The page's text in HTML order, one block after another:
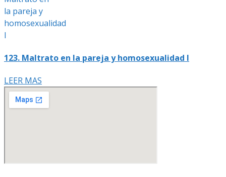
123. Maltrato en la pareja y homosexualidad I
LEER MAS